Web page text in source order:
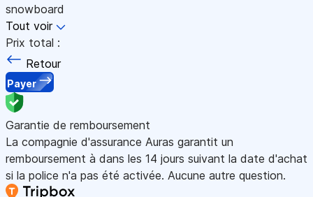
snowboard
Tout voir
Prix total :
Retour
Payer
Garantie de remboursement
La compagnie d'assurance Auras garantit un
remboursement à dans les 14 jours suivant la date d'achat
si la police n'a pas été activée. Aucune autre question.